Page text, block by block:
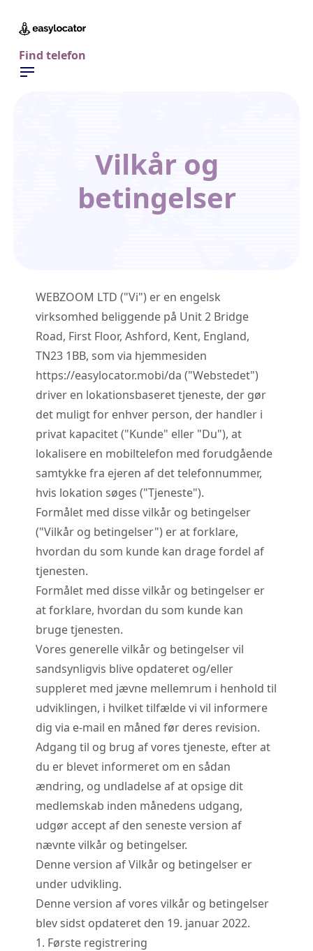
Find telefon
Vilkår og
betingelser
WEBZOOM LTD ("Vi") er en engelsk
virksomhed beliggende på Unit 2 Bridge
Road, First Floor, Ashford, Kent, England,
TN23 1BB, som via hjemmesiden
https://easylocator.mobi/da ("Webstedet")
driver en lokationsbaseret tjeneste, der gør
det muligt for enhver person, der handler i
privat kapacitet ("Kunde" eller "Du"), at
lokalisere en mobiltelefon med forudgående
samtykke fra ejeren af det telefonnummer,
hvis lokation søges ("Tjeneste").
Formålet med disse vilkår og betingelser
("Vilkår og betingelser") er at forklare,
hvordan du som kunde kan drage fordel af
tjenesten.
Formålet med disse vilkår og betingelser er
at forklare, hvordan du som kunde kan
bruge tjenesten.
Vores generelle vilkår og betingelser vil
sandsynligvis blive opdateret og/eller
suppleret med jævne mellemrum i henhold til
udviklingen, i hvilket tilfælde vi vil informere
dig via e-mail en måned før deres revision.
Adgang til og brug af vores tjeneste, efter at
du er blevet informeret om en sådan
ændring, og undladelse af at opsige dit
medlemskab inden månedens udgang,
udgør accept af den seneste version af
nævnte vilkår og betingelser.
Denne version af Vilkår og betingelser er
under udvikling.
Denne version af vores vilkår og betingelser
blev sidst opdateret den 19. januar 2022.
1. Første registrering